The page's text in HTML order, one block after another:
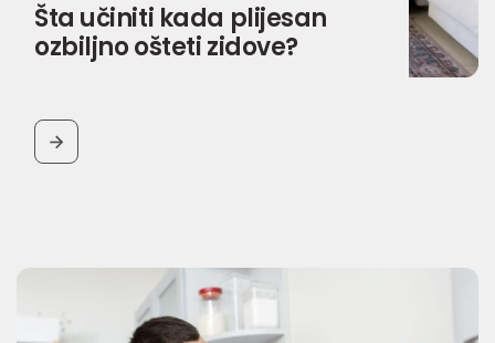
Šta učiniti kada plijesan
ozbiljno ošteti zidove?
BUTTON